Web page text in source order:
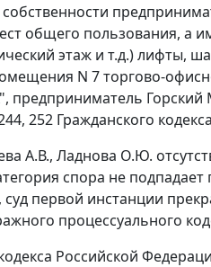
общего пользования, а
этаж и т.д.) лифты,
N 7 торгово-
, 252 Гражданского
А.В., Ладнова О.Ю.
спора не подпадает
первой инстанции
процессуального
Российской